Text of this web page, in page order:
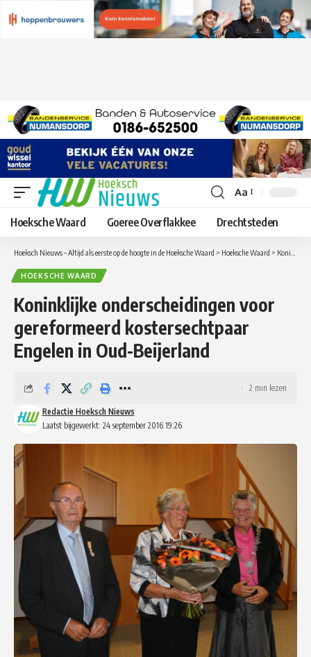
Lettergrootte
aanpassen
Aa
Hoeksche Waard Goeree Overflakkee Drechtsteden
Hoeksch Nieuws – Altijd als eerste op de hoogte in de Hoeksche Waard > Hoeksche Waard > Koninklijke onderscheidingen voor gereformeerd kostersechtpaar Engelen in Oud-Beijerland
HOEKSCHE WAARD
Koninklijke onderscheidingen voor
gereformeerd kostersechtpaar
Engelen in Oud-Beijerland
Laatst bijgewerkt: 24 september 2016 19:26
Redactie Hoeksch Nieuws
2 min lezen